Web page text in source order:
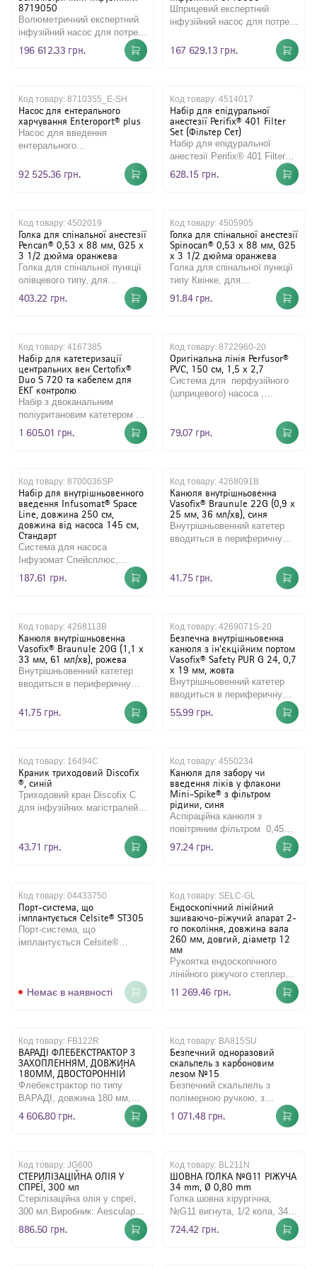
8719050
Волюметричний експертний
інфузійний насос для потреб
у відділеннях хіміотерапії,
реанімації та анес..
196 612.33 грн.
Шприцевий експертний
інфузійний насос для потреб
анестезіології для ре..
167 629.13 грн.
Код товару: 8710355_E-SH
Насос для ентерального
харчування Enteroport® plus
Насос для введення
ентерального
контрольованого введення
92 525.36 грн.
Код товару: 4514017
Набір для епідуральної
анестезії Perifix® 401 Filter
Set (Фільтер Сет)
Набір для епідуральної
анестезії Perifix® 401 Filter
Set. В набор входить: голка
Туохі 18G/1,30 х 80..
628.15 грн.
Код товару: 4502019
Голка для спінальної анестезії
Pencan® 0,53 x 88 мм, G25 x
3 1/2 дюйма оранжева
Голка для спінальної пункції
олівцевого типу, для
діагностичних процедур або
проведення спінальної а..
403.22 грн.
Код товару: 4505905
Голка для спінальної анестезії
Spinocan® 0,53 x 88 мм, G25
x 3 1/2 дюйма оранжева
Голка для спінальної пункції
типу Квінке, для
діагностичних процедур або
проведення спінальної..
91.84 грн.
Код товару: 4167385
Набір для катетеризації
центральних вен Certofix®
Duo S 720 та кабелем для
ЕКГ контролю
Набір з двоканальним
поліуритановим катетером з
м'яким кінчиком 7F,
довжиною 20см, для
1 605.01 грн.
Код товару: 8722960-20
Оригінальна лінія Perfusor®
PVC, 150 см, 1,5 х 2,7
Система для перфузійного
(шприцевого) насоса ,
79.07 грн.
Код товару: 8700036SP
Набір для внутрішньовенного
введення Infusomat® Space
Line, довжина 250 см,
довжина від насоса 145 см,
Cтандарт
Система для насоса
Інфузомат Спейсплюс,
загальна довжина 250 см,
довжина від насоса 145 см,
187.61 грн.
Код товару: 4268091B
Канюля внутрішньовенна
Vasofix® Braunule 22G (0,9 x
25 мм, 36 мл/хв), синя
Внутрішньовенний катетер
вводиться в периферичну
41.75 грн.
Код товару: 4268113B
Канюля внутрішньовенна
Vasofix® Braunule 20G (1,1 x
33 мм, 61 мл/хв), рожева
Внутрішньовенний катетер
вводиться в периферичну
венозної крові та для вв..
41.75 грн.
Код товару: 4269071S-20
Безпечна внутрішньовенна
канюля з ін'єкційним портом
Vasofix® Safety PUR G 24, 0,7
х 19 мм, жовта
Внутрішньовенний катетер
вводиться в периферичну
вену для отримання зразків
венозної крові та для вв..
55.99 грн.
Код товару: 16494C
Краник триходовий Discofix
®, синій
Триходовий кран Discofix C
для інфузійних магістралей
інфузійни..
43.71 грн.
Код товару: 4550234
Канюля для забору чи
введення ліків у флакони
Mini-Spike® з фільтром
рідини, синя
Аспіраційна канюля з
повітряним фільтром 0,45
мкм, що захищає лікарський
засіб від мікробної к..
97.24 грн.
Код товару: 04433750
Порт-система, що
імплантується Celsite® ST305
Порт-система, що
імплантується Celsite®
Немає в наявності
Код товару: SELC-GL
Ендоскопічний лінійний
зшиваючо-ріжучий апарат 2-
го покоління, довжина вала
260 мм, довгий, діаметр 12
мм
Рукоятка ендоскопічного
лінійного ріжучого степлеру
одноразового застосування
використовується при п..
11 269.46 грн.
Код товару: FB122R
ВАРАДІ ФЛЕБЕКСТРАКTOР З
ЗАХОПЛЕННЯМ, ДОВЖИНА
180MM, ДВОСТОРОННІЙ
Флебекстрактор по типу
ВАРАДІ, довжина 180 мм,
двосторонній, нестерильний,
багаторазовий.Виробник: A..
4 606.80 грн.
Код товару: BA815SU
Безпечний одноразовий
скальпель з карбоновим
лезом №15
Безпечний скальпель з
полімерною ручкою, з
карбоновим лезом, фігура №
15, стерильний, одноразо..
1 071.48 грн.
Код товару: JG600
СТЕРИЛІЗАЦІЙНА ОЛІЯ У
СПРЕЇ, 300 мл
Стерілізаційна олія у спреї,
300 мл.Виробник: Aesculap
AG, Germany/Ескулап АГ,
Німеччина..
886.50 грн.
Код товару: BL211N
ШОВНА ГОЛКА №G11 РІЖУЧА
34 mm, Ø 0,80 mm
Голка шовна хірургічна,
№G11 вигнута, 1/2 кола, 34
мм, діаметр 0,8 мм, трикутне
тіло (ріжуча), несте..
724.42 грн.